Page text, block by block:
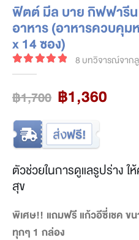
ฟิตต์ มีล บาย กิฟฟารี
อาหาร (อาหารควบคุ
x 14 ซอง)
5.00
8บทวิจารณ์จาก
฿1,700 Original
price
was:
฿1,700.
฿1,360
ตัวช่วยในการดูแลรูปร่าง
สุข
พิเศษ!! แถมฟรี แก้วอีซี่เชค ข
ทุกๆ 1 กล่อง